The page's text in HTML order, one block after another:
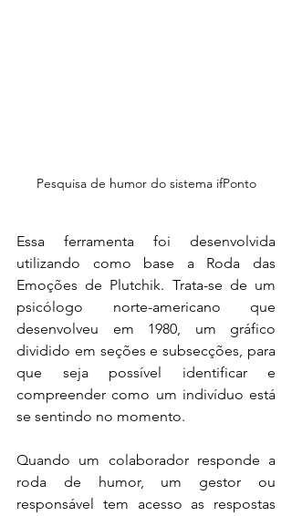
Pesquisa de humor do sistema ifPonto
Essa ferramenta foi desenvolvida
utilizando como base a Roda das
Emoções de Plutchik. Trata-se de um
psicólogo norte-americano que
desenvolveu em 1980, um gráfico
dividido em seções e subsecções, para
que seja possível identificar e
compreender como um indivíduo está
se sentindo no momento.
Quando um colaborador responde a
roda de humor, um gestor ou
responsável tem acesso as respostas